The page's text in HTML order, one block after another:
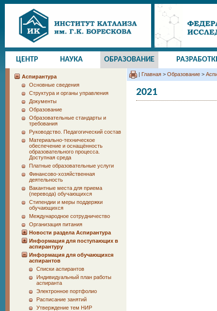
ЦЕНТР НАУКА ОБРАЗОВАНИЕ
Аспирантура
Основные сведения
Структура и органы управления
Документы
Образование
Образовательные стандарты и
требования
Руководство. Педагогический состав
Материально-техническое
обеспечение и оснащённость
образовательного процесса.
Доступная среда
Платные образовательные услуги
Финансово-хозяйственная
деятельность
Вакантные места для приема
(перевода) обучающихся
Стипендии и меры поддержки
обучающихся
Международное сотрудничество
Организация питания
Новости раздела Аспирантура
Информация для поступающих в
аспирантуру
Информация для обучающихся
аспирантов
Списки аспирантов
Индивидуальный план работы
аспиранта
Электронное портфолио
Расписание занятий
Утверждение тем НИР
| Главная > Образование >
2021